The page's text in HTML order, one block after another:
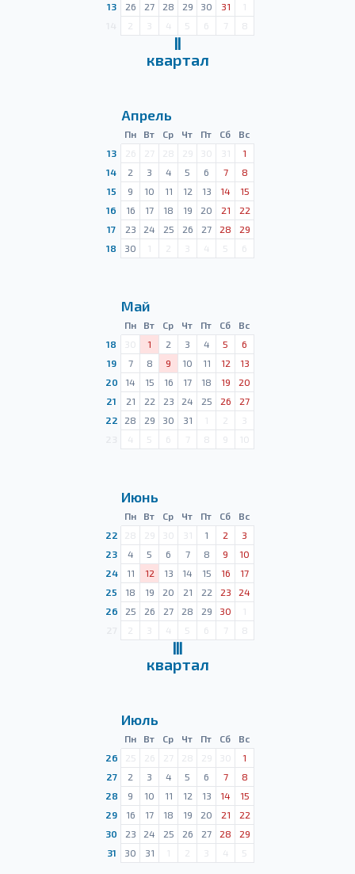
13
26 27 28 29 30 31
1
2 3 4 5 6 7 8
Ⅱ
квартал
Апрель
Пн Вт Ср Чт Пт Сб
Вс
13
26 27 28 29 30 31
1
14
2 3 4 5 6 7
8
15
9 10 11 12 13 14
15
16
16 17 18 19 20 21
22
17
23 24 25 26 27 28
29
18
30 1 2 3 4 5 6
Май
Пн Вт Ср Чт Пт Сб
Вс
18
30 1 2 3 4 5
6
19
7 8 9 10 11 12
13
20
14 15 16 17 18 19
20
21
21 22 23 24 25 26
27
22
28 29 30 31 1 2
3
4 5 6 7 8 9 10
Июнь
Пн Вт Ср Чт Пт Сб
Вс
22
28 29 30 31 1 2
3
23
4 5 6 7 8 9
10
24
11 12 13 14 15 16
17
25
18 19 20 21 22 23
24
26
25 26 27 28 29 30
1
2 3 4 5 6 7 8
Ⅲ
квартал
Июль
Пн Вт Ср Чт Пт Сб
Вс
26
25 26 27 28 29 30
1
27
2 3 4 5 6 7
8
28
9 10 11 12 13 14
15
29
16 17 18 19 20 21
22
30
23 24 25 26 27 28
29
31
30 31 1 2 3 4 5